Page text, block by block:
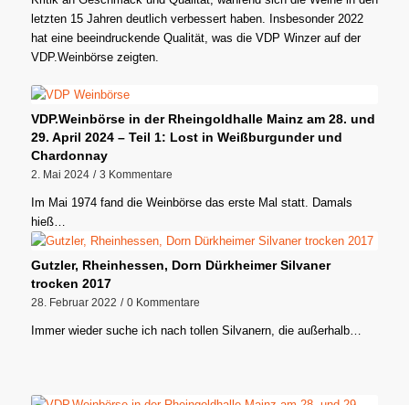
letzten 15 Jahren deutlich verbessert haben. Insbesonder 2022
hat eine beeindruckende Qualität, was die VDP Winzer auf der
VDP.Weinbörse zeigten.
VDP.Weinbörse in der Rheingoldhalle Mainz am 28. und
29. April 2024 – Teil 1: Lost in Weißburgunder und
Chardonnay
2. Mai 2024 / 3 Kommentare
Im Mai 1974 fand die Weinbörse das erste Mal statt. Damals
hieß…
Gutzler, Rheinhessen, Dorn Dürkheimer Silvaner
trocken 2017
28. Februar 2022 / 0 Kommentare
Immer wieder suche ich nach tollen Silvanern, die außerhalb…